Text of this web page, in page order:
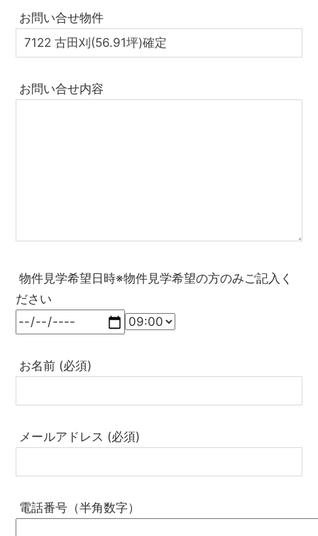
お問い合せ物件
お問い合せ内容
物件見学希望日時※物件見学希望の方のみご記入く
ださい
お名前 (必須)
メールアドレス (必須)
電話番号（半角数字）